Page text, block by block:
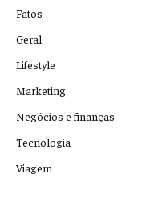
Fatos
Geral
Lifestyle
Marketing
Negócios e finanças
Tecnologia
Viagem